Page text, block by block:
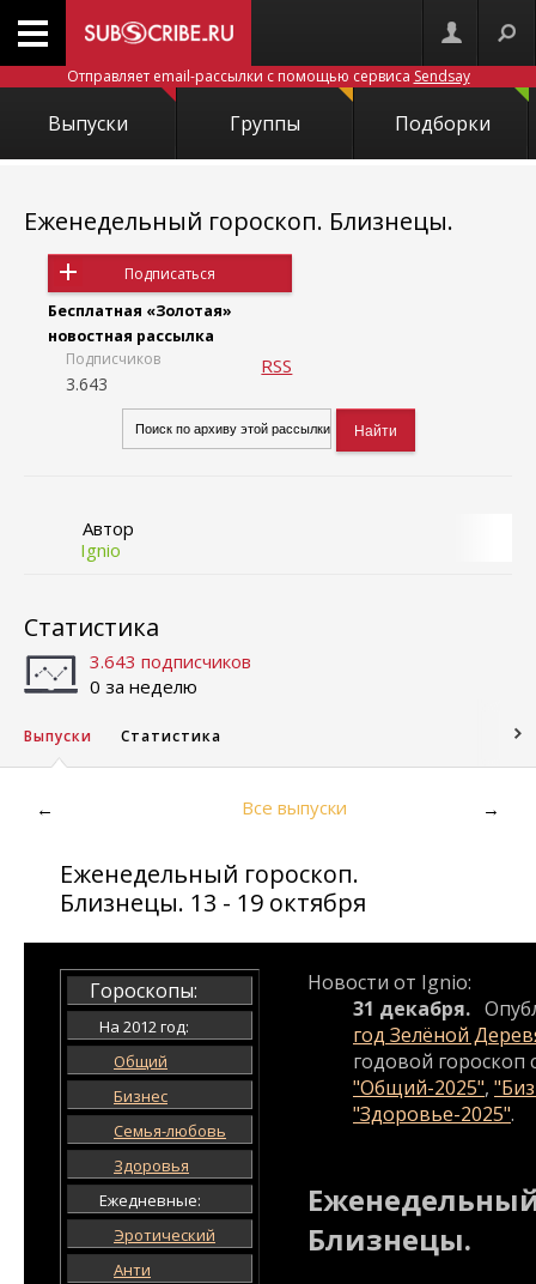
Отправляет email-рассылки с помощью сервиса Sendsay
Выпуски Группы Подборки
Еженедельный гороскоп. Близнецы.
Подписаться
Бесплатная «Золотая»
новостная рассылка
Подписчиков
3.643
RSS
Автор
Ignio
Статистика
3.643 подписчиков
0 за неделю
Выпуски Статистика
← Все выпуски →
Еженедельный гороскоп.
Близнецы. 13 - 19 октября
Гороскопы:
На 2012 год:
Общий
Бизнес
Семья-любовь
Здоровья
Ежедневные:
Эротический
Анти
Новости от Ignio:
31 декабря.
год Зелёной
годовой гороскоп
"Общий-2025",
"Здоровье-2025".
Близнецы.